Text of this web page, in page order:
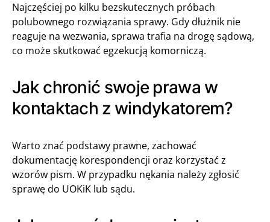
Najczęściej po kilku bezskutecznych próbach
polubownego rozwiązania sprawy. Gdy dłużnik nie
reaguje na wezwania, sprawa trafia na drogę sądową,
co może skutkować egzekucją komorniczą.
Jak chronić swoje prawa w
kontaktach z windykatorem?
Warto znać podstawy prawne, zachować
dokumentację korespondencji oraz korzystać z
wzorów pism. W przypadku nękania należy zgłosić
sprawę do UOKiK lub sądu.